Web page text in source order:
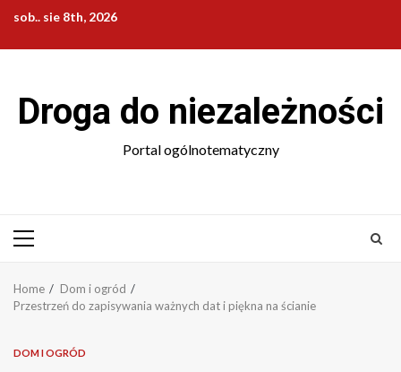
content
sob.. sie 8th, 2026
Droga do niezależności
Portal ogólnotematyczny
Primary
Home
Dom i ogród
Przestrzeń do zapisywania ważnych dat i piękna na ścianie
DOM I OGRÓD